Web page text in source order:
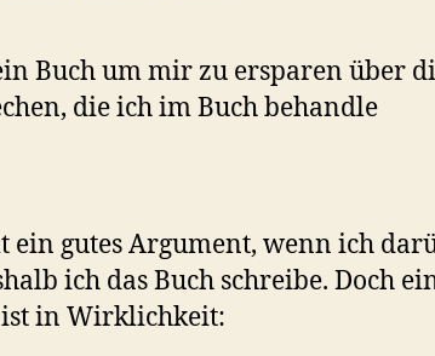
Buch um mir zu ersparen über
die ich im Buch behandle
ein gutes Argument, wenn ich
ich das Buch schreibe. Doch
in Wirklichkeit: